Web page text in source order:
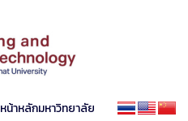
หน้าหลักมหาวิทยาลัย